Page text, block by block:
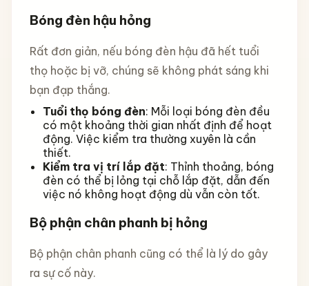
Bóng đèn hậu hỏng
Rất đơn giản, nếu bóng đèn hậu đã hết tuổi
thọ hoặc bị vỡ, chúng sẽ không phát sáng khi
bạn đạp thắng.
Tuổi thọ bóng đèn: Mỗi loại bóng đèn đều
có một khoảng thời gian nhất định để hoạt
động. Việc kiểm tra thường xuyên là cần
thiết.
Kiểm tra vị trí lắp đặt: Thỉnh thoảng, bóng
đèn có thể bị lỏng tại chỗ lắp đặt, dẫn đến
việc nó không hoạt động dù vẫn còn tốt.
Bộ phận chân phanh bị hỏng
Bộ phận chân phanh cũng có thể là lý do gây
ra sự cố này.